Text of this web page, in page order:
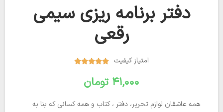
دفتر برنامه ریزی سیمی
رقعی
امتیاز کیفیت 




تومان
همه عاشقان لوازم ‌تحریر، دفتر ، کتاب و همه کسانی که بنا به